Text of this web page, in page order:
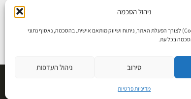
ניהול הסכמה
אנו משתמשים בעוגיות (Cookies) לצורך הפעלת האתר, ניתוח ושיווק מותאם אישית. בהסכמה, נאסוף נתוני
בכל עת.
סירוב ניהול העדפות
מדיניות פרטיות